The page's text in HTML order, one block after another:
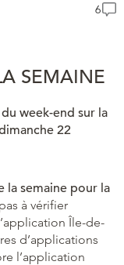
6
SEMAINE
week-end sur la
22
la semaine pour la
à vérifier
Île-de-
d’applications
l’application